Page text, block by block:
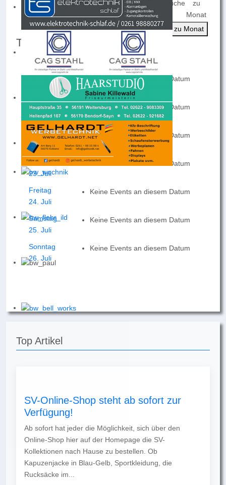
Monat
Woche
Suche
zu
Monat
Gehe zu Monat
Termine für die Woche :
20. Juli 2026 - 26. Juli 2026
Montag
20. Juli
Keine Events an diesem Datum
Dienstag
21. Juli
Keine Events an diesem Datum
Mittwoch
22. Juli
Keine Events an diesem Datum
Donnerstag
23. Juli
Keine Events an diesem Datum
Freitag
24. Juli
Keine Events an diesem Datum
Samstag
25. Juli
Keine Events an diesem Datum
Sonntag
26. Juli
Keine Events an diesem Datum
Top Artikel
SV-Online-Shop steht ab sofort zur
Verfügung!
Ab sofort hat jeder die Möglichkeit, sich über den
Online-Shop hier auf der Homepage die SV-
Kollektionen nach Hause zu bestellen. Ob
Kapuzenjacke in Blau-Gelb, Sportkleidung, die
Rucksäcke im...